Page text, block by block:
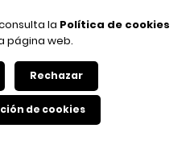
la Política de cookies
página web.
Rechazar
de cookies